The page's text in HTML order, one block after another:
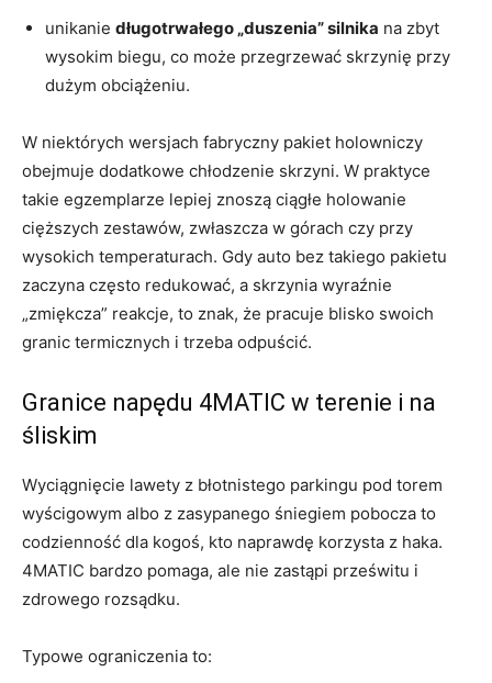
unikanie długotrwałego „duszenia” silnika na zbyt
wysokim biegu, co może przegrzewać skrzynię przy
dużym obciążeniu.
W niektórych wersjach fabryczny pakiet holowniczy
obejmuje dodatkowe chłodzenie skrzyni. W praktyce
takie egzemplarze lepiej znoszą ciągłe holowanie
cięższych zestawów, zwłaszcza w górach czy przy
wysokich temperaturach. Gdy auto bez takiego pakietu
zaczyna często redukować, a skrzynia wyraźnie
„zmiękcza” reakcje, to znak, że pracuje blisko swoich
granic termicznych i trzeba odpuścić.
Granice napędu 4MATIC w terenie i na
śliskim
Wyciągnięcie lawety z błotnistego parkingu pod torem
wyścigowym albo z zasypanego śniegiem pobocza to
codzienność dla kogoś, kto naprawdę korzysta z haka.
4MATIC bardzo pomaga, ale nie zastąpi prześwitu i
zdrowego rozsądku.
Typowe ograniczenia to: